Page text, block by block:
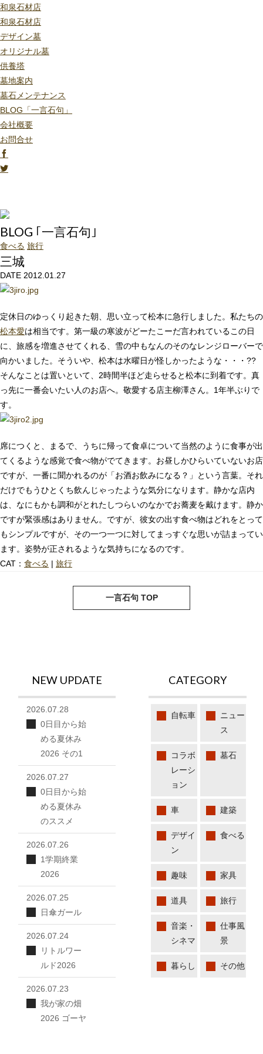
和泉石材店
和泉石材店
デザイン墓
オリジナル墓
供養塔
墓地案内
墓石メンテナンス
BLOG「一言石句」
会社概要
お問合せ
BLOG ｢一言石句｣
食べる 旅行
三城
DATE 2012.01.27
定休日のゆっくり起きた朝、思い立って松本に急行しました。私たちの
松本愛は相当です。第一級の寒波がどーたこーだ言われているこの日
に、旅感を増進させてくれる、雪の中もなんのそのなレンジローバーで
向かいました。そういや、松本は水曜日が怪しかったような・・・??
そんなことは置いといて、2時間半ほど走らせると松本に到着です。真
っ先に一番会いたい人のお店へ。敬愛する店主柳澤さん。1年半ぶりで
す。
席につくと、まるで、うちに帰って食卓について当然のように食事が出
てくるような感覚で食べ物がでてきます。お昼しかひらいていないお店
ですが、一番に聞かれるのが「お酒お飲みになる？」という言葉。それ
だけでもうひとくち飲んじゃったような気分になります。静かな店内
は、なにもかも調和がとれたしつらいのなかでお蕎麦を戴けます。静か
ですが緊張感はありません。ですが、彼女の出す食べ物はどれをとって
もシンプルですが、その一つ一つに対してまっすぐな思いが詰まってい
ます。姿勢が正されるような気持ちになるのです。
CAT： 食べる | 旅行
一言石句 TOP
CATEGORY
自転車
ニュー
ス
コラボ
レーシ
ョン
墓石
車 建築
デザイ
ン
食べる
趣味 家具
道具 旅行
音楽・
シネマ
仕事風
景
暮らし その他
NEW UPDATE
2026.07.28
0日目から始
める夏休み
2026 その1
2026.07.27
0日目から始
める夏休み
のススメ
2026.07.26
1学期終業
2026
2026.07.25
日傘ガール
2026.07.24
リトルワー
ルド2026
2026.07.23
我が家の畑
2026 ゴーヤ